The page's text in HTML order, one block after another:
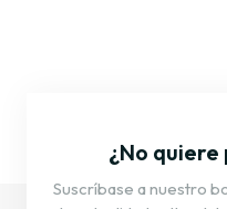
¿No
Suscríbase a nuestro